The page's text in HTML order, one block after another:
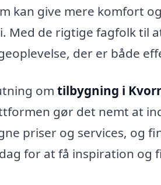
kan give mere komfort
Med de rigtige fagfolk til
der er både
om tilbygning i
gør det nemt at
priser og services, og
for at få inspiration